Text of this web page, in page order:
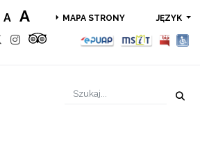
A A MAPA STRONY JĘZYK